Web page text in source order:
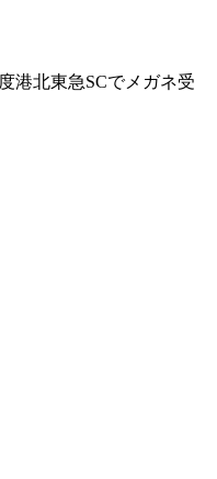
港北東急SCでメガネ受